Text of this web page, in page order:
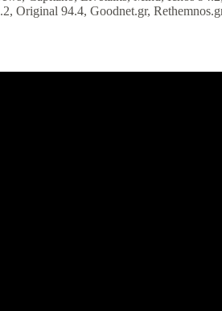
Original 94.4, Goodnet.gr,